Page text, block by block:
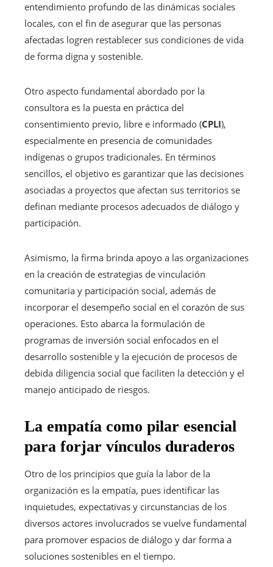
entendimiento profundo de las dinámicas sociales
locales, con el fin de asegurar que las personas
afectadas logren restablecer sus condiciones de vida
de forma digna y sostenible.
Otro aspecto fundamental abordado por la
consultora es la puesta en práctica del
consentimiento previo, libre e informado (CPLI),
especialmente en presencia de comunidades
indígenas o grupos tradicionales. En términos
sencillos, el objetivo es garantizar que las decisiones
asociadas a proyectos que afectan sus territorios se
definan mediante procesos adecuados de diálogo y
participación.
Asimismo, la firma brinda apoyo a las organizaciones
en la creación de estrategias de vinculación
comunitaria y participación social, además de
incorporar el desempeño social en el corazón de sus
operaciones. Esto abarca la formulación de
programas de inversión social enfocados en el
desarrollo sostenible y la ejecución de procesos de
debida diligencia social que faciliten la detección y el
manejo anticipado de riesgos.
La empatía como pilar esencial
para forjar vínculos duraderos
Otro de los principios que guía la labor de la
organización es la empatía, pues identificar las
inquietudes, expectativas y circunstancias de los
diversos actores involucrados se vuelve fundamental
para promover espacios de diálogo y dar forma a
soluciones sostenibles en el tiempo.